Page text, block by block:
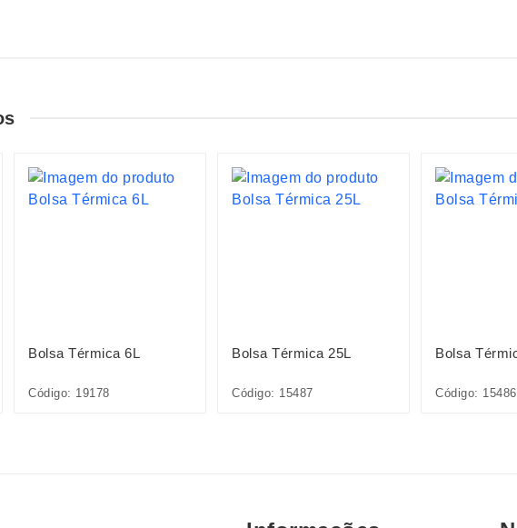
Bolsa Térmica 6L
Código: 19178
Bolsa Térmica 25L
Código: 15487
Bolsa
Código: 15486